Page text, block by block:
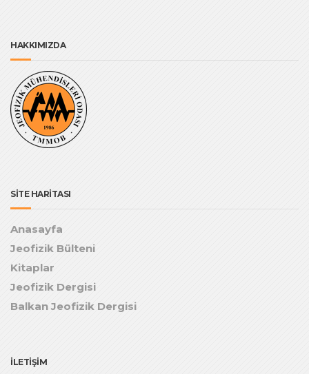
HAKKIMIZDA
SİTE HARİTASI
Anasayfa
Jeofizik Bülteni
Kitaplar
Jeofizik Dergisi
Balkan Jeofizik Dergisi
İLETİŞİM